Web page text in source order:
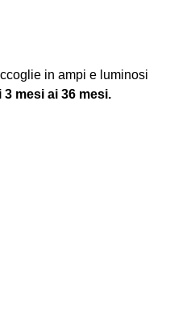
in ampi e luminosi
3 mesi ai 36 mesi.